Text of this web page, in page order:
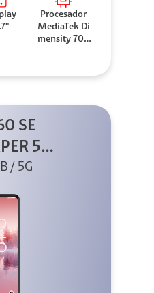
Procesador
MediaTek Di
mensity 706
SE
5G
Gris
/ 5G